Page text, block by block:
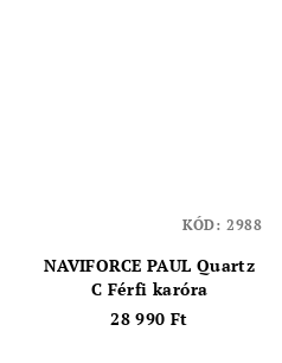
NAVIFORCE PAUL Quartz
C Férfi karóra
28 990 Ft
KÓD: 2988